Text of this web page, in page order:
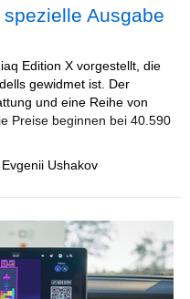
Ausgabe
Edition X vorgestellt, die
gewidmet ist. Der
und eine Reihe von
Preise beginnen bei 40.590
Evgenii Ushakov